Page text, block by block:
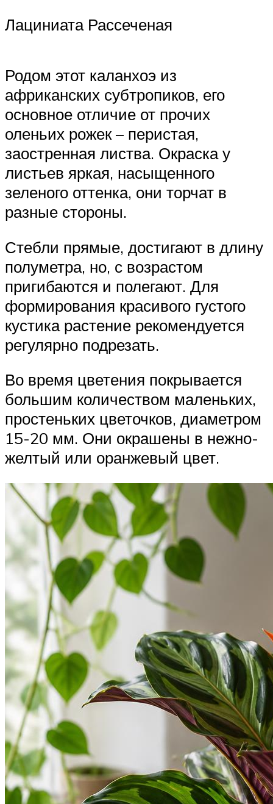
Лациниата Рассеченая
Родом этот каланхоэ из
африканских субтропиков, его
основное отличие от прочих
оленьих рожек – перистая,
заостренная листва. Окраска у
листьев яркая, насыщенного
зеленого оттенка, они торчат в
разные стороны.
Стебли прямые, достигают в длину
полуметра, но, с возрастом
пригибаются и полегают. Для
формирования красивого густого
кустика растение рекомендуется
регулярно подрезать.
Во время цветения покрывается
большим количеством маленьких,
простеньких цветочков, диаметром
15-20 мм. Они окрашены в нежно-
желтый или оранжевый цвет.